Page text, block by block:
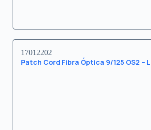
17012202
Patch Cord Fibra Óptica 9/125 OS2 –